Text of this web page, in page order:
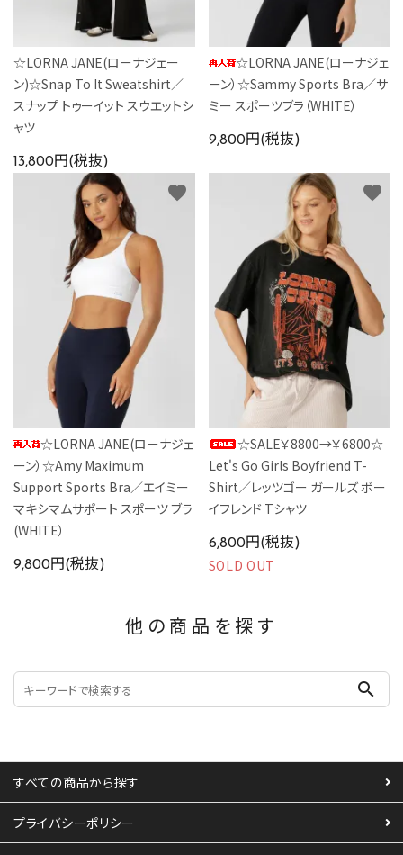
☆LORNA JANE(ローナジェー
ン)☆Snap To It Sweatshirt／
スナップ トゥーイット スウエットシ
ャツ
13,800円(税抜)
☆LORNA JANE(ローナジェ
ーン）☆Sammy Sports Bra／サ
ミー スポーツブラ（WHITE）
9,800円(税抜)
☆LORNA JANE(ローナジェ
ーン）☆Amy Maximum
Support Sports Bra／エイミー
マキシマムサポート スポーツ ブラ
(WHITE）
9,800円(税抜)
favorite
☆SALE￥8800→￥6800☆
Let's Go Girls Boyfriend T-
Shirt／レッツゴー ガールズ ボー
イフレンド Tシャツ
6,800円(税抜)
SOLD OUT
favorite
他の商品を探す
search
すべての商品から探す
プライバシーポリシー